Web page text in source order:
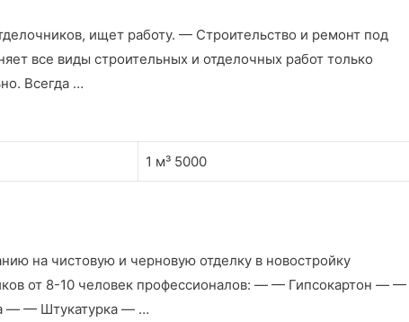
ищет работу. — Строительство и ремонт под
все виды строительных и отделочных работ только
Всегда …
1 м³ 5000
на чистовую и черновую отделку в новостройку
от 8-10 человек профессионалов: — — Гипсокартон — —
— — Штукатурка — …